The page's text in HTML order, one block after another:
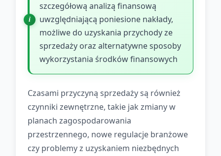
szczegółową analizą finansową
uwzględniającą poniesione nakłady,
możliwe do uzyskania przychody ze
sprzedaży oraz alternatywne sposoby
wykorzystania środków finansowych
Czasami przyczyną sprzedaży są również
czynniki zewnętrzne, takie jak zmiany w
planach zagospodarowania
przestrzennego, nowe regulacje branżowe
czy problemy z uzyskaniem niezbędnych